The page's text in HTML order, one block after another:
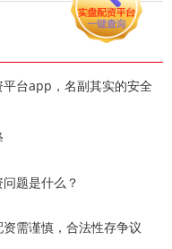
台app，名副其实的安全
题是什么？
需谨慎，合法性存争议